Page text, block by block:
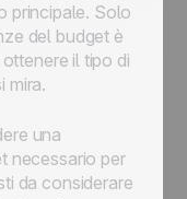
principale. Solo
del budget è
il tipo di
mira.
una
necessario per
da considerare